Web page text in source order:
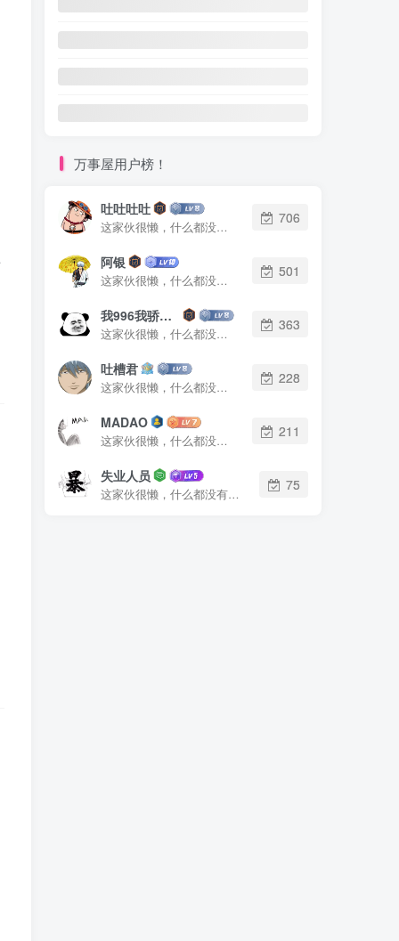
万事屋用户榜！
吐吐吐吐
这家伙很懒，什么都没有写...
706
阿银
这家伙很懒，什么都没有写...
501
我996我骄傲了么
这家伙很懒，什么都没有写...
363
吐槽君
这家伙很懒，什么都没有写...
228
MADAO
这家伙很懒，什么都没有写...
211
失业人员
这家伙很懒，什么都没有写...
75